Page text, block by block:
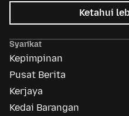
Ketahui
Syarikat
Kepimpinan
Pusat Berita
Kerjaya
Kedai Barangan